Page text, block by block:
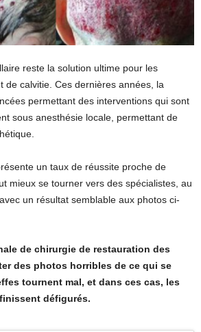
reste la solution ultime pour les
de calvitie. Ces dernières années, la
permettant des interventions qui sont
sous anesthésie locale, permettant de
un taux de réussite proche de
mieux se tourner vers des spécialistes, au
un résultat semblable aux photos ci-
de chirurgie de restauration des
des photos horribles de ce qui se
tournent mal, et dans ces cas, les
défigurés.